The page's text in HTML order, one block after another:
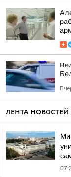
ЛЕНТА НОВОСТЕЙ